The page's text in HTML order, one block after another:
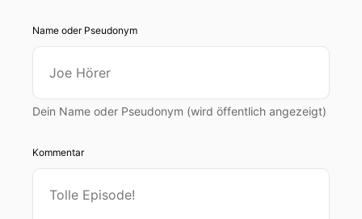
Name oder Pseudonym
Dein Name oder Pseudonym (wird öffentlich angezeigt)
Kommentar